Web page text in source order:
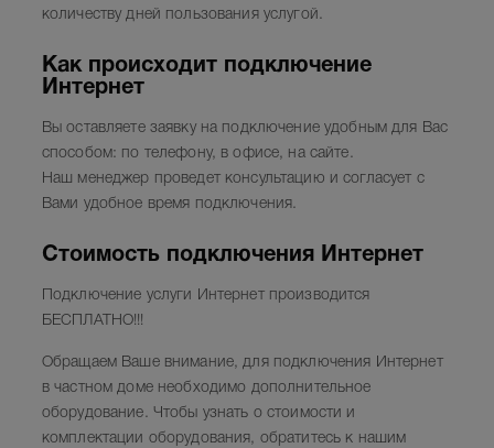
количеству дней пользования услугой.
Как происходит подключение
Интернет
Вы оставляете заявку на подключение удобным для Вас
способом: по телефону, в офисе, на сайте.
Наш менеджер проведет консультацию и согласует с
Вами удобное время подключения.
Стоимость подключения Интернет
Подключение услуги Интернет производится
БЕСПЛАТНО!!!
Обращаем Ваше внимание, для подключения Интернет
в частном доме необходимо дополнительное
оборудование. Чтобы узнать о стоимости и
комплектации оборудования, обратитесь к нашим